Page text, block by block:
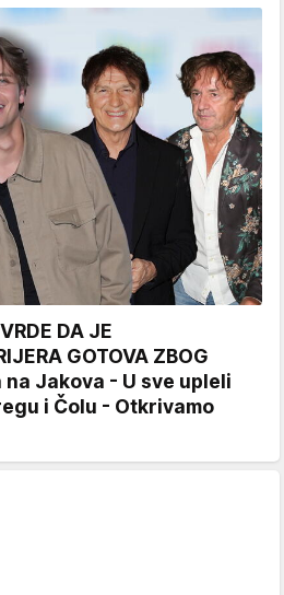
DA JE
GOTOVA ZBOG
na Jakova - U sve upleli
i Čolu - Otkrivamo